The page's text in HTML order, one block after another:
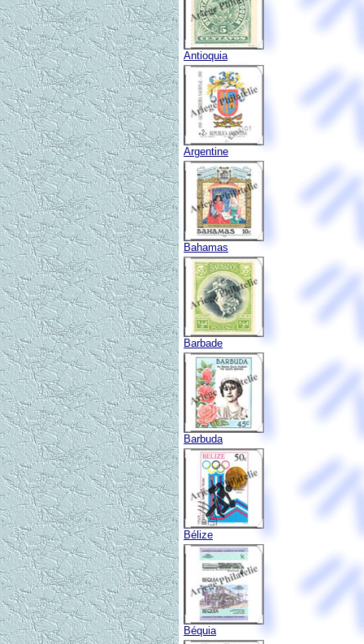
Antioquia
Argentine
Bahamas
Barbade
Barbuda
Bélize
Béquia